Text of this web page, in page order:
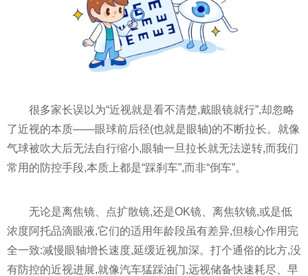
很多家长误以为“近视就是看不清楚,戴眼镜就行”,却忽略
了近视的本质——眼球前后径(也就是眼轴)的不断拉长。就像
气球被吹大后无法自行缩小,眼轴一旦拉长就无法逆转,而我们
常用的防控手段,本质上都是“踩刹车”,而非“倒车”。
无论是离焦镜、点扩散镜,还是OK镜、离焦软镜,或是低
浓度阿托品滴眼液,它们的适用年龄段虽有差异,但核心作用完
全一致:减慢眼轴增长速度,延缓近视加深。打个通俗的比方,没
有防控的近视进展,就像汽车猛踩油门,远视储备快速耗尽、早